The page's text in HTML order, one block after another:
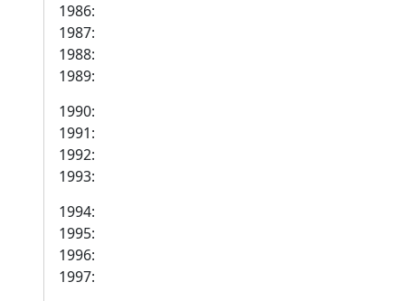
1986:
1987:
1988:
1989:
1990:
1991:
1992:
1993:
1994:
1995:
1996:
1997: